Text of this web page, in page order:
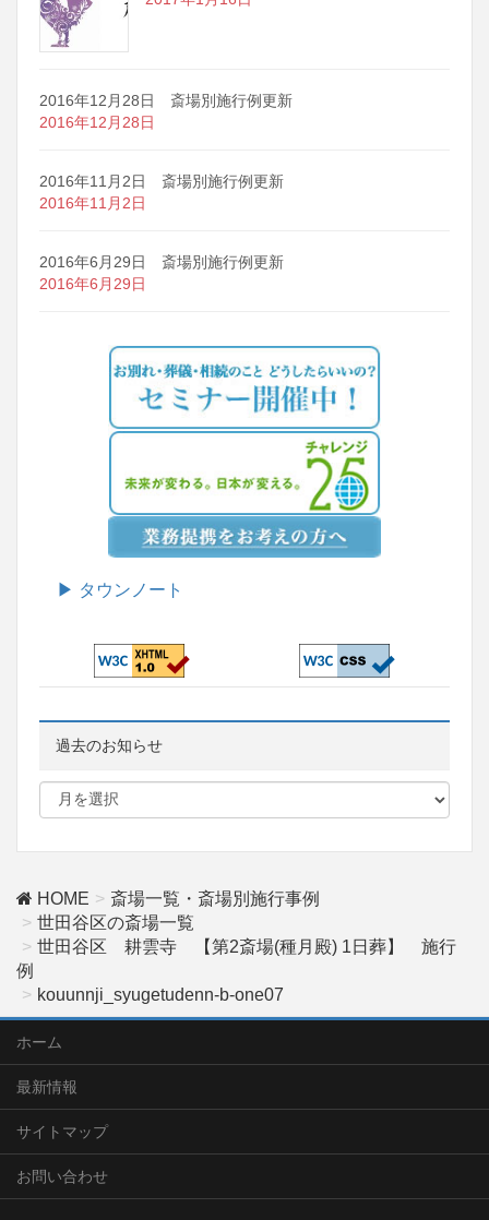
2016年12月28日 斎場別施行例更新
2016年12月28日
2016年11月2日 斎場別施行例更新
2016年11月2日
2016年6月29日 斎場別施行例更新
2016年6月29日
▶ タウンノート
過去のお知らせ
HOME
斎場一覧・斎場別施行事例
世田谷区の斎場一覧
世田谷区 耕雲寺 【第2斎場(種月殿) 1日葬】 施行
例
kouunnji_syugetudenn-b-one07
ホーム
最新情報
サイトマップ
お問い合わせ